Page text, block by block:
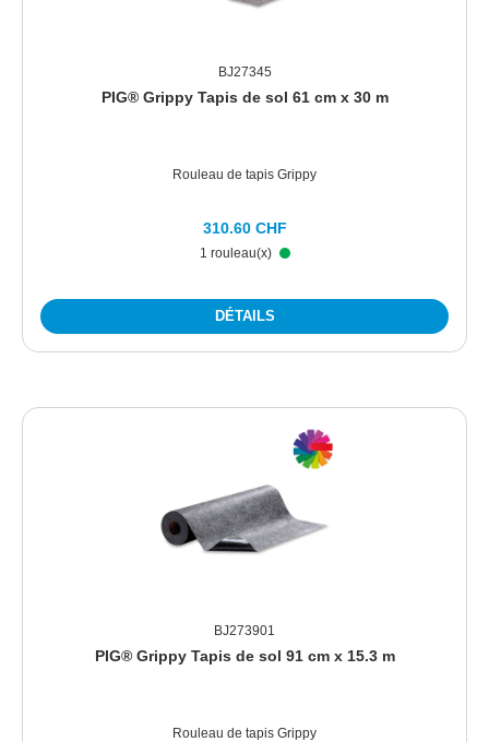
BJ27345
PIG® Grippy Tapis de sol 61 cm x 30 m
Rouleau de tapis Grippy
1 rouleau(x)
310.60 CHF
DÉTAILS
BJ273901
PIG® Grippy Tapis de sol 91 cm x 15.3 m
Rouleau de tapis Grippy